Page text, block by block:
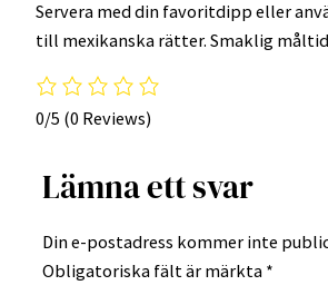
Servera med din favoritdipp eller
till mexikanska rätter. Smaklig
0/5 (0 Reviews)
Lämna ett svar
Din e-postadress kommer inte
Obligatoriska fält är märkta *